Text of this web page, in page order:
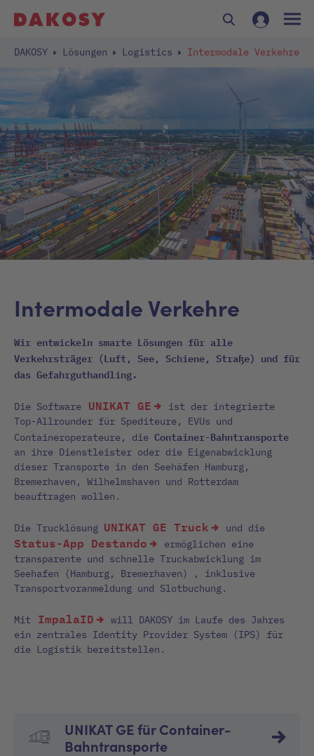
DAKOSY Lösungen Logistics Intermodale Verkehre
Intermodale Verkehre
Wir entwickeln smarte Lösungen für alle
Verkehrsträger (Luft, See, Schiene, Straße) und für
das Gefahrguthandling.
Die Software UNIKAT GE
ist der integrierte
Top-Allrounder für Spediteure, EVUs und
Containeroperateure, die Container-Bahntransporte
an ihre Dienstleister oder die Eigenabwicklung
dieser Transporte in den Seehäfen Hamburg,
Bremerhaven, Wilhelmshaven und Rotterdam
beauftragen wollen.
Die Trucklösung UNIKAT GE Truck und die
Status-App Destando
ermöglichen eine
transparente und schnelle Truckabwicklung im
Seehafen (Hamburg, Bremerhaven) , inklusive
Transportvoranmeldung und Slotbuchung.
Mit ImpalaID
will DAKOSY im Laufe des Jahres
ein zentrales Identity Provider System (IPS) für
die Logistik bereitstellen.
UNIKAT GE für Container-
Bahntransporte